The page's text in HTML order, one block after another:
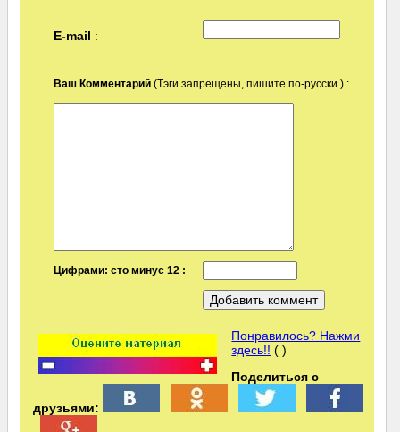
E-mail :
Ваш Комментарий (Тэги запрещены, пишите по-русски.) :
Цифрами: сто минус 12 :
Понравилось? Нажми
здесь!! ( )
Поделиться с
друзьями: